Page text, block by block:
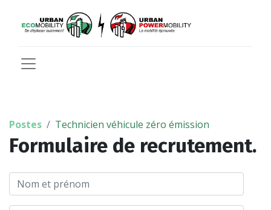
Postes Technicien véhicule zéro émission
Formulaire de recrutement.